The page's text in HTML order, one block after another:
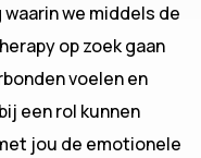
we middels de
op zoek gaan
voelen en
een rol kunnen
jou de emotionele